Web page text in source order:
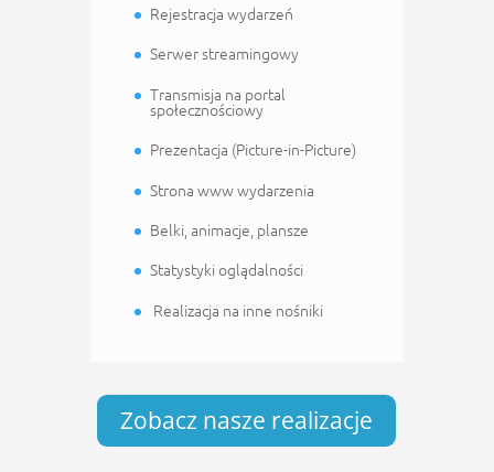
Rejestracja wydarzeń
Serwer streamingowy
Transmisja na portal
społecznościowy
Prezentacja (Picture-in-Picture)
Strona www wydarzenia
Belki, animacje, plansze
Statystyki oglądalności
Realizacja na inne nośniki
Zobacz nasze realizacje